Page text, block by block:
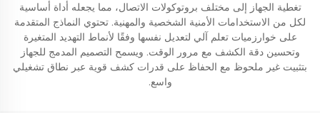
تغطية الجهاز إلى مختلف بروتوكولات الاتصال، مما يجعله أداة أساسية
لكل من الاستخدامات الأمنية الشخصية والمهنية. تحتوي النماذج المتقدمة
على خوارزميات تعلم آلي لتعديل نفسها وفقًا لأنماط التهديد المتغيرة
وتحسين دقة الكشف مع مرور الوقت. ويسمح التصميم المدمج للجهاز
بتثبيت غير ملحوظ مع الحفاظ على قدرات كشف قوية عبر نطاق تشغيلي
واسع.